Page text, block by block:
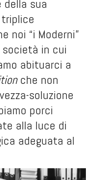
della sua
noi “i Moderni”
in cui
abituarci a
che non
soluzione
porci
alla luce di
adeguata al